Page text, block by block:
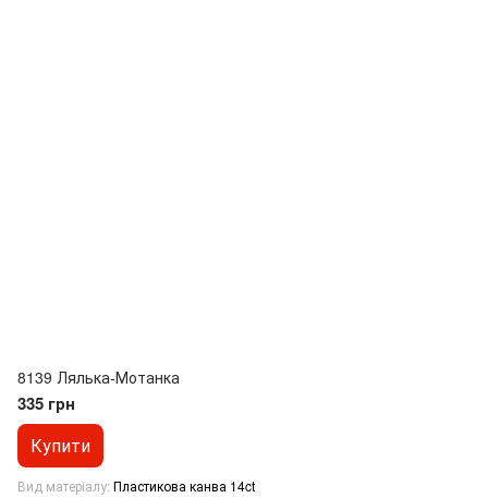
8139 Лялька-Мотанка
335 грн
Купити
Вид матеріалу Пластикова канва 14ct